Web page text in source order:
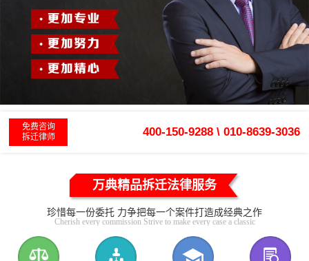
免费咨询
拆迁律师
400-150-9288 \ 010-8639-3036
万典精品拆迁法律服务
珍惜每一份委托 力争把每一个案件打造成经典之作
Cherish every commission Strive to make every case a classic